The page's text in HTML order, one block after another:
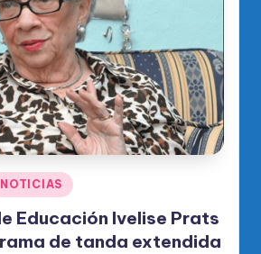
NOTICIAS
Educación Ivelise Prats
de tanda extendida